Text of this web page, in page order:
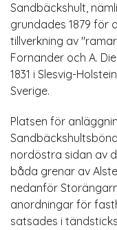
Sandbäckshult,
grundades 1879 för
tillverkning av
Fornander och A.
1831 i Slesvig-
Sverige.
Platsen för
nordöstra sidan av
båda grenar av
nedanför
anordningar för
satsades i